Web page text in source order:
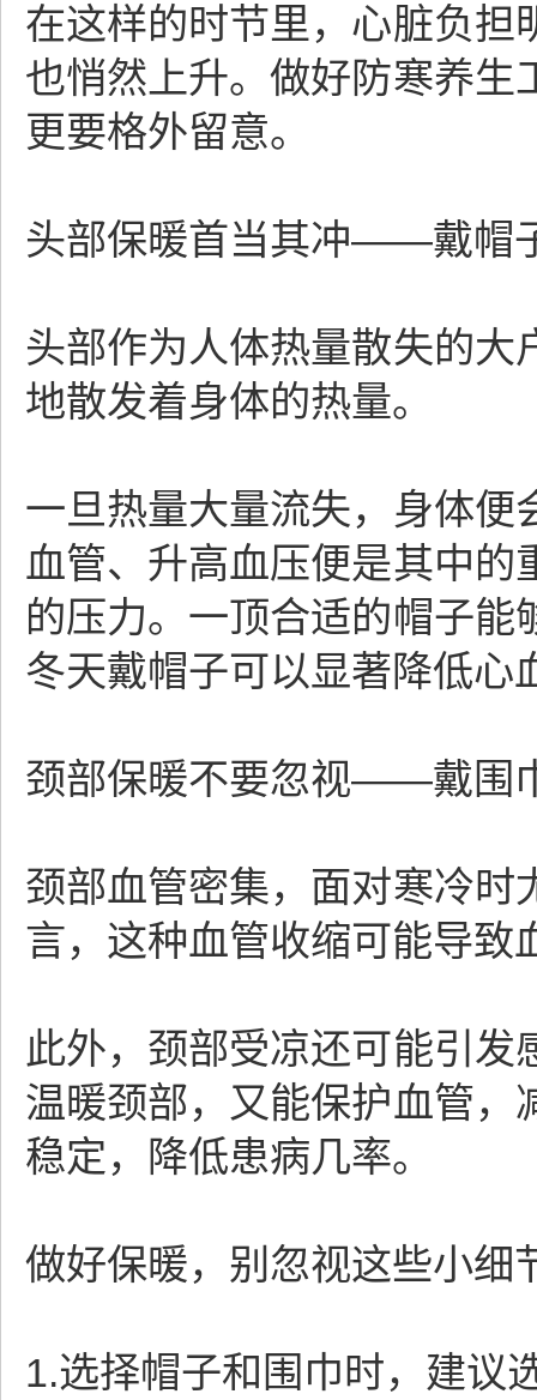
在这样的时节里，心脏负担
也悄然上升。做好防寒养生
更要格外留意。
头部保暖首当其冲——戴帽
头部作为人体热量散失的大
地散发着身体的热量。
一旦热量大量流失，身体便
血管、升高血压便是其中的
的压力。一顶合适的帽子
冬天戴帽子可以显著降低心
颈部保暖不要忽视——戴围
颈部血管密集，面对寒冷时
言，这种血管收缩可能导致
此外，颈部受凉还可能引
温暖颈部，又能保护血管，
稳定，降低患病几率。
做好保暖，别忽视这些小细
1.选择帽子和围巾时，建议